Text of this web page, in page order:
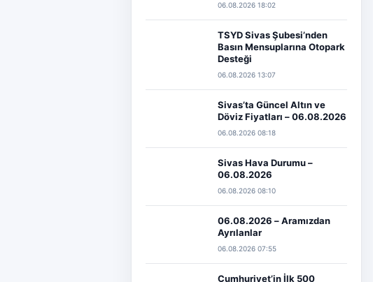
06.08.2026 18:02
TSYD Sivas Şubesi’nden
Basın Mensuplarına Otopark
Desteği
06.08.2026 13:07
Sivas’ta Güncel Altın ve
Döviz Fiyatları – 06.08.2026
06.08.2026 08:18
Sivas Hava Durumu –
06.08.2026
06.08.2026 08:10
06.08.2026 – Aramızdan
Ayrılanlar
06.08.2026 07:55
Cumhuriyet’in İlk 500